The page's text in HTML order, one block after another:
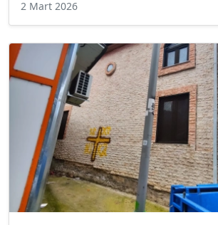
2 Mart 2026